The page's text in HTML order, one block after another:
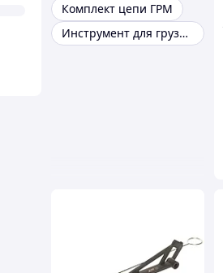
Комплект цепи ГРМ
Инструмент для грузовых автомобилей